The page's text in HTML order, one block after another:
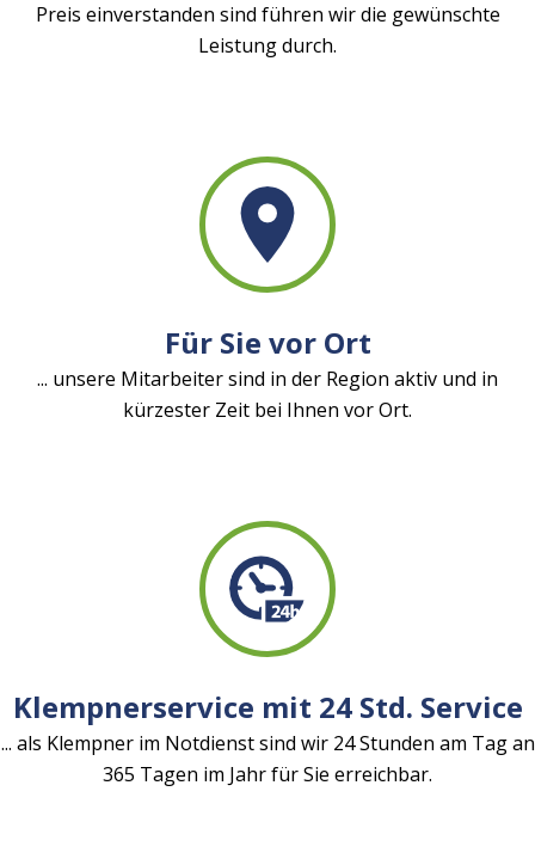
Preis einverstanden sind führen wir die gewünschte
Leistung durch.
Für Sie vor Ort
... unsere Mitarbeiter sind in der Region aktiv und in
kürzester Zeit bei Ihnen vor Ort.
Klempnerservice mit 24 Std. Service
... als Klempner im Notdienst sind wir 24 Stunden am Tag an
365 Tagen im Jahr für Sie erreichbar.